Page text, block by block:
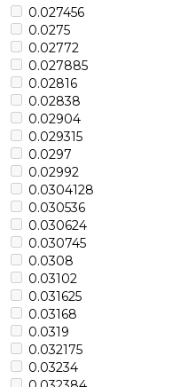
0.027456
0.0275
0.02772
0.027885
0.02816
0.02838
0.02904
0.029315
0.0297
0.02992
0.0304128
0.030536
0.030624
0.030745
0.0308
0.03102
0.031625
0.03168
0.0319
0.032175
0.03234